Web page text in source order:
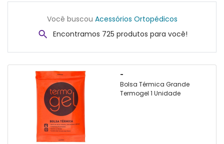
Você buscou Acessórios Ortopédicos
Encontramos 725 produtos para você!
-
Bolsa Térmica Grande
Termogel 1 Unidade